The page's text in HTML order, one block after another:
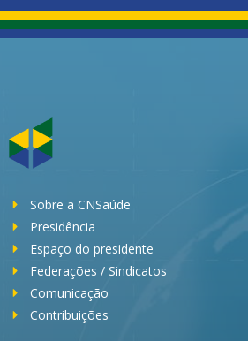
Sobre a CNSaúde
Presidência
Espaço do presidente
Federações / Sindicatos
Comunicação
Contribuições